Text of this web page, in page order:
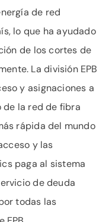
de red
lo que ha ayudado
de los cortes de
La división EPB
y asignaciones a
de la red de fibra
rápida del mundo
y las
paga al sistema
de deuda
todas las